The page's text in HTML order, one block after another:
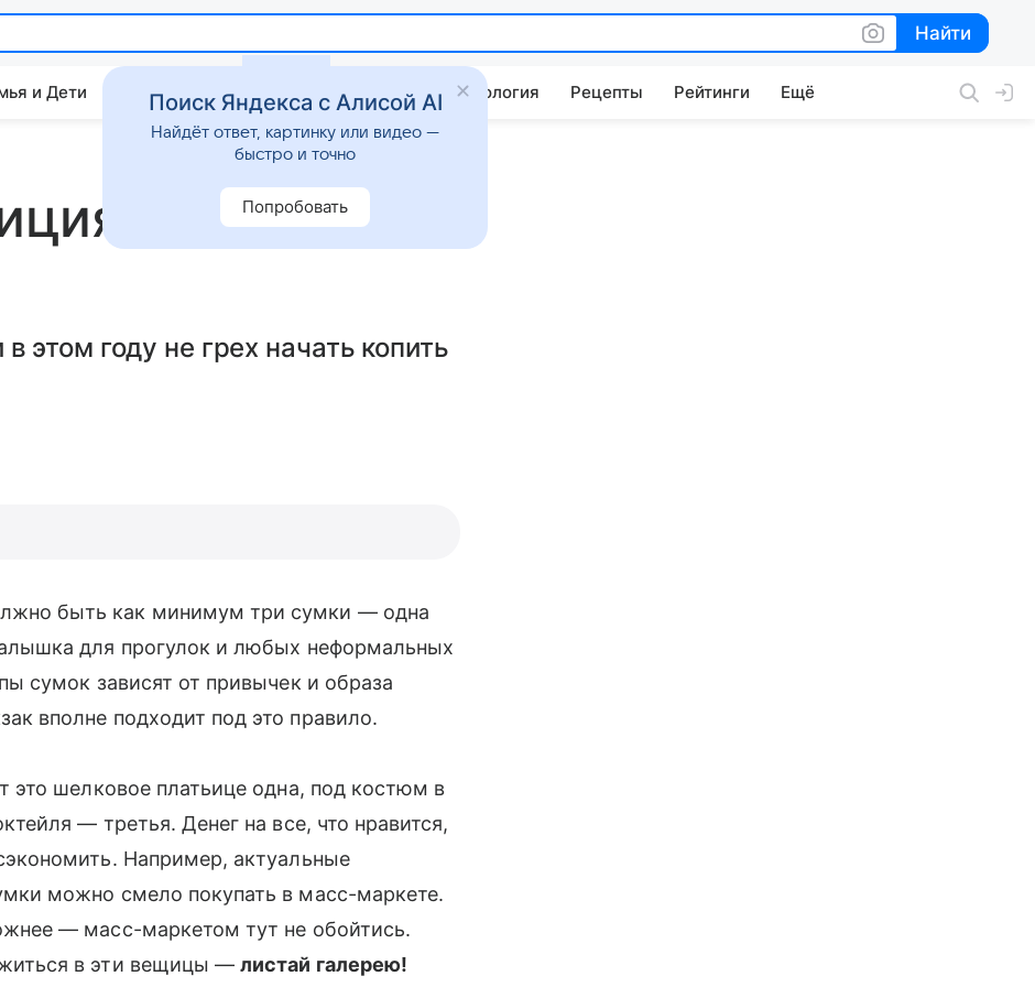
Найти
Найти
и Дети Дом Гороскопы Стиль жизни Психология Рецепты Рейтинги Ещё
50 лучших
этом году не грех начать копить
быть как минимум три сумки — одна
для прогулок и любых неформальных
сумок зависят от привычек и образа
вполне подходит под это правило.
это шелковое платьице одна, под костюм в
— третья. Денег на все, что нравится,
Например, актуальные
можно смело покупать в масс-маркете.
— масс-маркетом тут не обойтись.
в эти вещицы —листай галерею!
Поиск Яндекса с Алисой AI
Найдёт ответ, картинку или видео —
быстро и точно
Попробовать